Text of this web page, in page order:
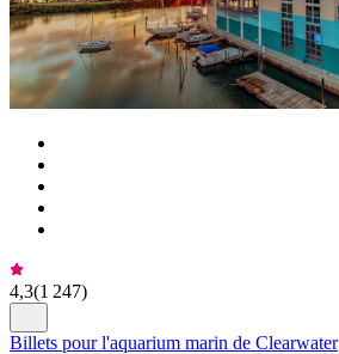
4,3(1 247)
Billets pour l'aquarium marin de Clearwater